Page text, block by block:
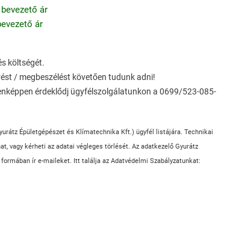
bevezető ár
ár
költségét.
/ megbeszélést követően tudunk adni!
érdeklődj ügyfélszolgálatunkon a 0699/523-085-
Épületgépészet és Klímatechnika Kft.) ügyfél listájára. Technikai
vagy kérheti az adatai végleges törlését. Az adatkezelő Gyurátz
ír e-maileket. Itt találja az Adatvédelmi Szabályzatunkat: